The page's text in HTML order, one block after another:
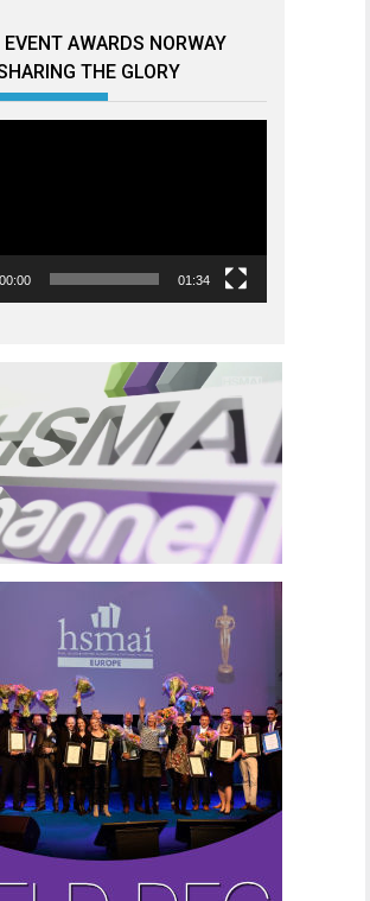
AWARDS NORWAY
THE GLORY
00:00 01:34